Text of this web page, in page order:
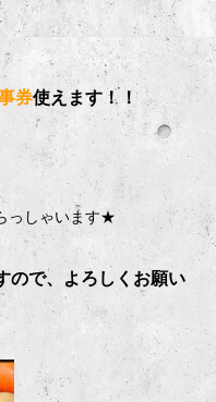
券使えます！！
っしゃいます★
ので、よろしくお願い